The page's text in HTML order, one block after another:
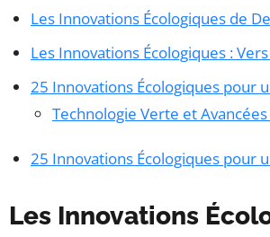
Les Innovations Écologiques de
Les Innovations Écologiques :
25 Innovations Écologiques pour
Technologie Verte et
25 Innovations Écologiques pour
Les Innovations